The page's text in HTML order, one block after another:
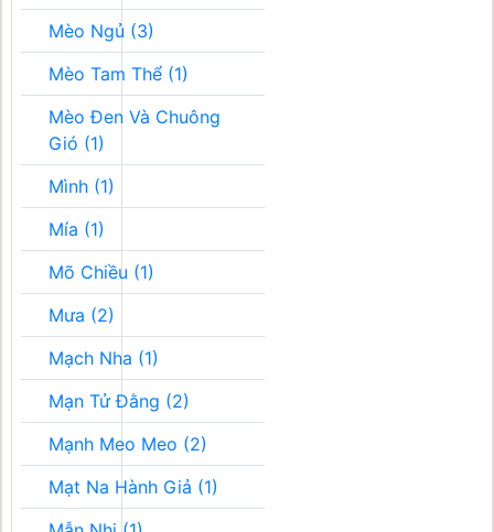
Mèo Ngủ (3)
Mèo Tam Thể (1)
Mèo Đen Và Chuông
Gió (1)
Mình (1)
Mía (1)
Mõ Chiều (1)
Mưa (2)
Mạch Nha (1)
Mạn Tử Đằng (2)
Mạnh Meo Meo (2)
Mạt Na Hành Giả (1)